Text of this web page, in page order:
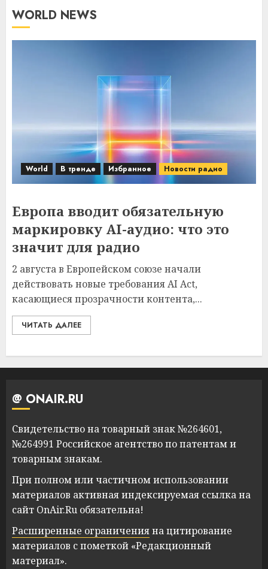
WORLD NEWS
World В тренде Избранное Новости радио
Европа вводит обязательную
маркировку AI-аудио: что это
значит для радио
2 августа в Европейском союзе начали
действовать новые требования AI Act,
касающиеся прозрачности контента,...
ЧИТАТЬ ДАЛЕЕ
@ ONAIR.RU
Свидетельство на товарный знак №264601,
№264991 Российское агентство по патентам и
товарным знакам.
При полном или частичном использовании
материалов активная индексируемая ссылка на
сайт OnAir.Ru обязательна!
Расширенные ограниченияна цитирование
материалов с пометкой «Редакционный
материал».